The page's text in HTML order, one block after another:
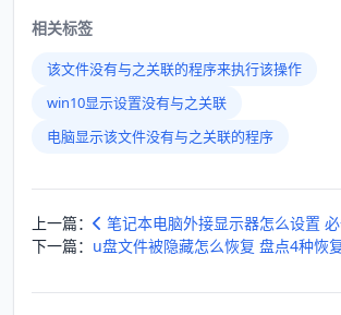
相关标签
该文件没有与之关联的程序来执行该操作
win10显示设置没有与之关联
电脑显示该文件没有与之关联的程序
上一篇：
笔记本电脑外接显示器怎么设置
下一篇： u盘文件被隐藏怎么恢复 盘点4种恢